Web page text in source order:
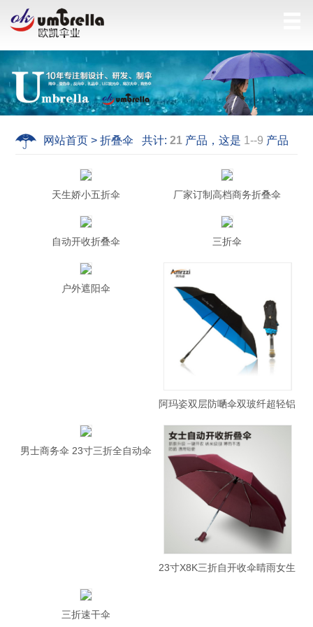
网站首页 > 折叠伞 共计:21 产品，这是 1--9 产品
天生娇小五折伞 厂家订制高档商务折叠伞
自动开收折叠伞 三折伞
户外遮阳伞
阿玛姿双层防嗮伞双玻纤超轻铝
男士商务伞 23寸三折全自动伞
23寸X8K三折自开收伞晴雨女生
三折速干伞